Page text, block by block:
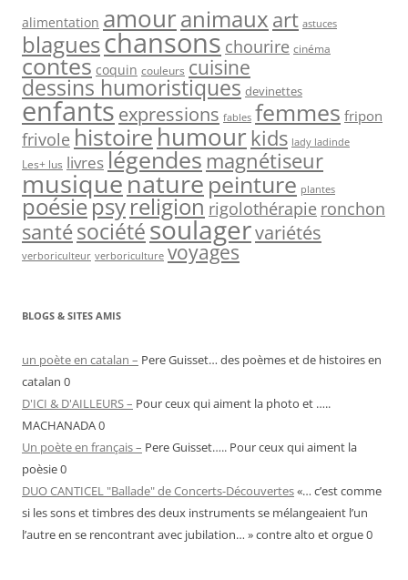
alimentation amouranimaux art astuces
blagueschansons chourire cinéma
contes coquin couleurs cuisine
dessins humoristiques devinettes
enfantsexpressions fables femmes fripon
frivole histoire humour kids lady ladinde
Les+ lus livreslégendes magnétiseur
musiquenature peinture plantes
poésiepsyreligion rigolothérapie ronchon
santésociétésoulagervariétés
verboriculteur verboriculture voyages
BLOGS & SITES AMIS
un poète en catalan – Pere Guisset… des poèmes et de histoires en
catalan 0
D'ICI & D'AILLEURS – Pour ceux qui aiment la photo et …..
MACHANADA 0
Un poète en français – Pere Guisset….. Pour ceux qui aiment la
poèsie 0
DUO CANTICEL "Ballade" de Concerts-Découvertes«… c’est comme
si les sons et timbres des deux instruments se mélangeaient l’un
l’autre en se rencontrant avec jubilation… » contre alto et orgue 0